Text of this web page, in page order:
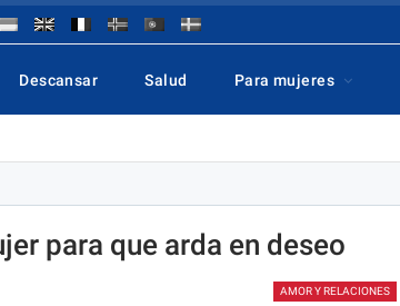
Descansar Salud Para mujeres
para que arda en deseo
AMOR Y RELACIONES